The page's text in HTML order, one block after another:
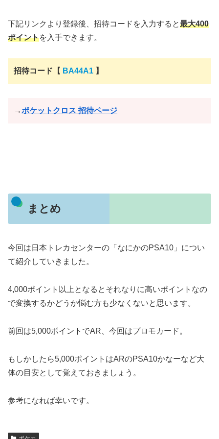
下記リンクより登録後、招待コードを入力すると最大400
ポイントを入手できます。
招待コード【 BA44A1 】
→ポケットクロス 招待ページ
まとめ
今回は日本トレカセンターの「なにかのPSA10」につい
て紹介していきました。
4,000ポイント以上となるとそれなりに高いポイントなの
で変換するかどうか悩む方も少なくないと思います。
前回は5,000ポイントでAR、今回はプロモカード。
もしかしたら5,000ポイントはARのPSA10かなーなど大
体の目安として覚えておきましょう。
参考になれば幸いです。